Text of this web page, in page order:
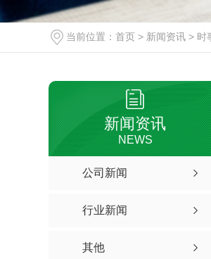
当前位置： 首页 > 新闻资讯 > 时
新闻资讯
NEWS
公司新闻
行业新闻
其他